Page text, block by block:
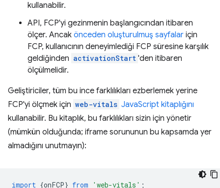
kullanabilir.
API, FCP'yi gezinmenin başlangıcından itibaren
ölçer. Ancak önceden oluşturulmuş sayfalar için
FCP, kullanıcının deneyimlediği FCP süresine karşılık
geldiğinden activationStart 'den itibaren
ölçülmelidir.
Geliştiriciler, tüm bu ince farklılıkları ezberlemek yerine
FCP'yi ölçmek için web-vitals JavaScript kitaplığını
kullanabilir. Bu kitaplık, bu farklılıkları sizin için yönetir
(mümkün olduğunda; iframe sorununun bu kapsamda yer
almadığını unutmayın):
import {onFCP} from 'web-vitals' ;